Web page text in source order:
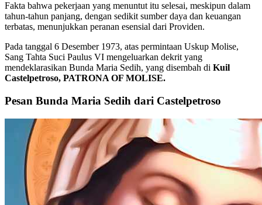
Fakta bahwa pekerjaan yang menuntut itu selesai, meskipun dalam
tahun-tahun panjang, dengan sedikit sumber daya dan keuangan
terbatas, menunjukkan peranan esensial dari Providen.
Pada tanggal 6 Desember 1973, atas permintaan Uskup Molise,
Sang Tahta Suci Paulus VI mengeluarkan dekrit yang
mendeklarasikan Bunda Maria Sedih, yang disembah di Kuil
Castelpetroso, PATRONA OF MOLISE.
Pesan Bunda Maria Sedih dari Castelpetroso